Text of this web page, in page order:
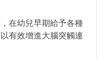
在幼兒早期給予各種
有效增進大腦突觸連